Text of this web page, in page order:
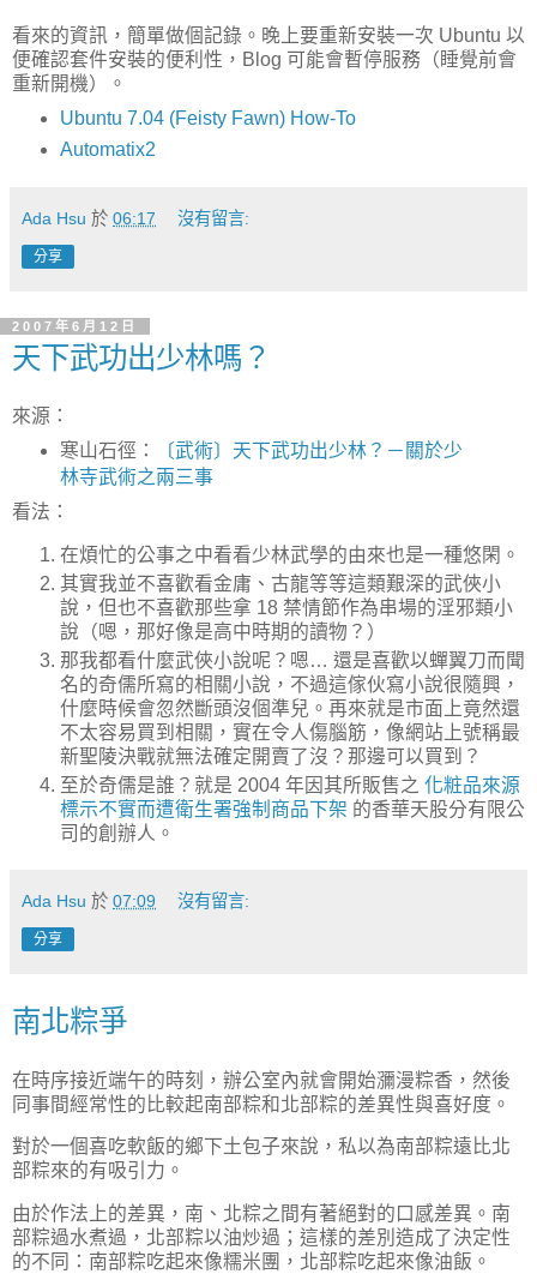
看來的資訊，簡單做個記錄。晚上要重新安裝一次 Ubuntu 以
便確認套件安裝的便利性，Blog 可能會暫停服務（睡覺前會
重新開機）。
Ubuntu 7.04 (Feisty Fawn) How-To
Automatix2
Ada Hsu 於 06:17 沒有留言:
分享
2007年6月12日
天下武功出少林嗎？
來源：
寒山石徑：
〔武術〕天下武功出少林？－關於少
林寺武術之兩三事
看法：
在煩忙的公事之中看看少林武學的由來也是一種悠閑。
其實我並不喜歡看金庸、古龍等等這類艱深的武俠小
說，但也不喜歡那些拿 18 禁情節作為串場的淫邪類小
說（嗯，那好像是高中時期的讀物？）
那我都看什麼武俠小說呢？嗯… 還是喜歡以蟬翼刀而聞
名的奇儒所寫的相關小說，不過這傢伙寫小說很隨興，
什麼時候會忽然斷頭沒個準兒。再來就是市面上竟然還
不太容易買到相關，實在令人傷腦筋，像網站上號稱最
新聖陵決戰就無法確定開賣了沒？那邊可以買到？
至於奇儒是誰？就是 2004 年因其所販售之 化粧品來源
標示不實而遭衛生署強制商品下架 的香華天股分有限公
司的創辦人。
Ada Hsu 於 07:09 沒有留言:
分享
南北粽爭
在時序接近端午的時刻，辦公室內就會開始瀰漫粽香，然後
同事間經常性的比較起南部粽和北部粽的差異性與喜好度。
對於一個喜吃軟飯的鄉下土包子來說，私以為南部粽遠比北
部粽來的有吸引力。
由於作法上的差異，南、北粽之間有著絕對的口感差異。南
部粽過水煮過，北部粽以油炒過；這樣的差別造成了決定性
的不同：南部粽吃起來像糯米團，北部粽吃起來像油飯。